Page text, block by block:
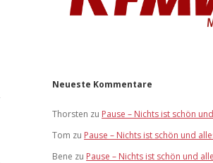
Neueste Kommentare
Thorsten zu Pause – Nichts ist schön
Tom zu Pause – Nichts ist schön und
Bene zu Pause – Nichts ist schön und